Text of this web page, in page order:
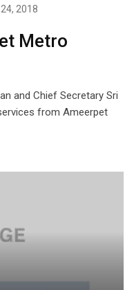
2018
Metro
and Chief Secretary Sri
from Ameerpet